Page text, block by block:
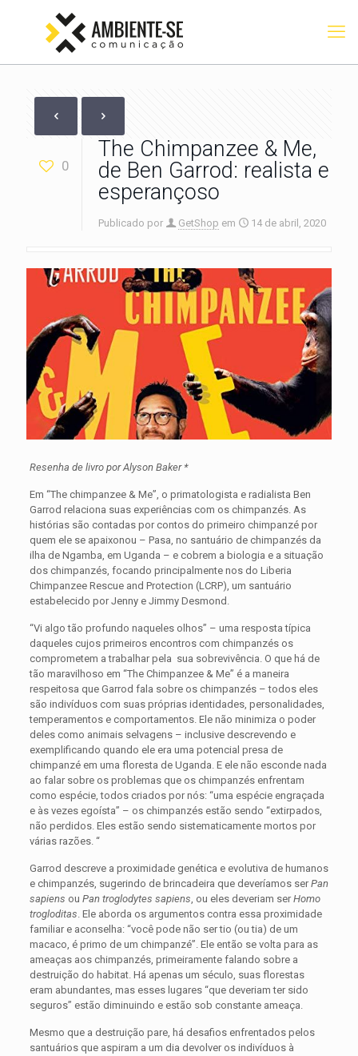
0
The Chimpanzee & Me,
de Ben Garrod: realista e
esperançoso
Publicado por GetShop em 14 de abril, 2020
Resenha de livro por Alyson Baker *
Em “The chimpanzee & Me”, o primatologista e radialista Ben
Garrod relaciona suas experiências com os chimpanzés. As
histórias são contadas por contos do primeiro chimpanzé por
quem ele se apaixonou – Pasa, no santuário de chimpanzés da
ilha de Ngamba, em Uganda – e cobrem a biologia e a situação
dos chimpanzés, focando principalmente nos do Liberia
Chimpanzee Rescue and Protection (LCRP), um santuário
estabelecido por Jenny e Jimmy Desmond.
“Vi algo tão profundo naqueles olhos” – uma resposta típica
daqueles cujos primeiros encontros com chimpanzés os
comprometem a trabalhar pela sua sobrevivência. O que há de
tão maravilhoso em “The Chimpanzee & Me” é a maneira
respeitosa que Garrod fala sobre os chimpanzés – todos eles
são indivíduos com suas próprias identidades, personalidades,
temperamentos e comportamentos. Ele não minimiza o poder
deles como animais selvagens – inclusive descrevendo e
exemplificando quando ele era uma potencial presa de
chimpanzé em uma floresta de Uganda. E ele não esconde nada
ao falar sobre os problemas que os chimpanzés enfrentam
como espécie, todos criados por nós: “uma espécie engraçada
e às vezes egoísta” – os chimpanzés estão sendo “extirpados,
não perdidos. Eles estão sendo sistematicamente mortos por
várias razões. “
Garrod descreve a proximidade genética e evolutiva de humanos
e chimpanzés, sugerindo de brincadeira que deveríamos serPan
sapiens ou Pan troglodytes sapiens , ou eles deveriam serHomo
trogloditas . Ele aborda os argumentos contra essa proximidade
familiar e aconselha: “você pode não ser tio (ou tia) de um
macaco, é primo de um chimpanzé”. Ele então se volta para as
ameaças aos chimpanzés, primeiramente falando sobre a
destruição do habitat. Há apenas um século, suas florestas
eram abundantes, mas esses lugares “que deveriam ter sido
seguros” estão diminuindo e estão sob constante ameaça.
Mesmo que a destruição pare, há desafios enfrentados pelos
santuários que aspiram a um dia devolver os indivíduos à